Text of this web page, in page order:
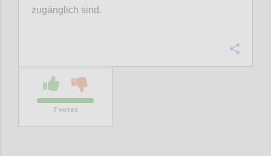
zugänglich sind.
7votes